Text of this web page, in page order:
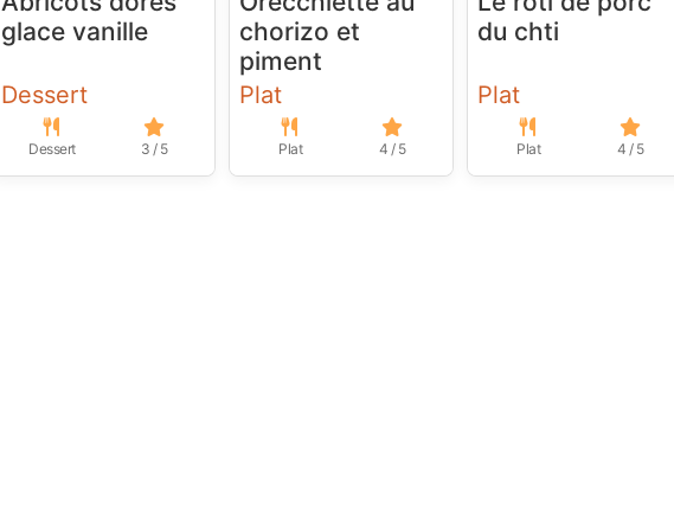
glace vanille
Dessert
Dessert 3 / 5
chorizo et
piment
Plat
Plat 4 / 5
du chti
Plat
Plat 4 / 5